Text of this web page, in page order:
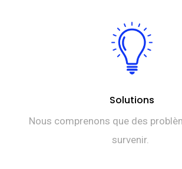
Solutions
Nous comprenons que des
survenir.